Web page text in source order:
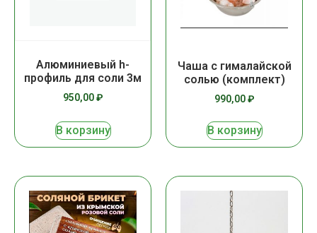
Алюминиевый h-
профиль для соли 3м
950,00₽
В корзину
Чаша с гималайской
солью (комплект)
990,00₽
В корзину